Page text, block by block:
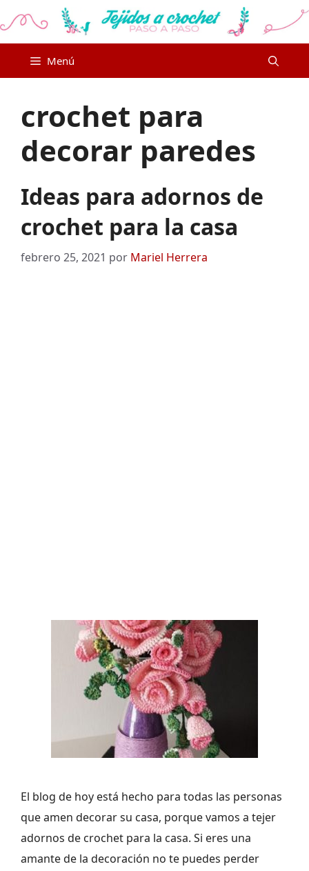
al
Menú
crochet para
decorar paredes
Ideas para adornos de
crochet para la casa
febrero 25, 2021 por Mariel Herrera
El blog de hoy está hecho para todas las personas
que amen decorar su casa, porque vamos a tejer
adornos de crochet para la casa. Si eres una
amante de la decoración no te puedes perder